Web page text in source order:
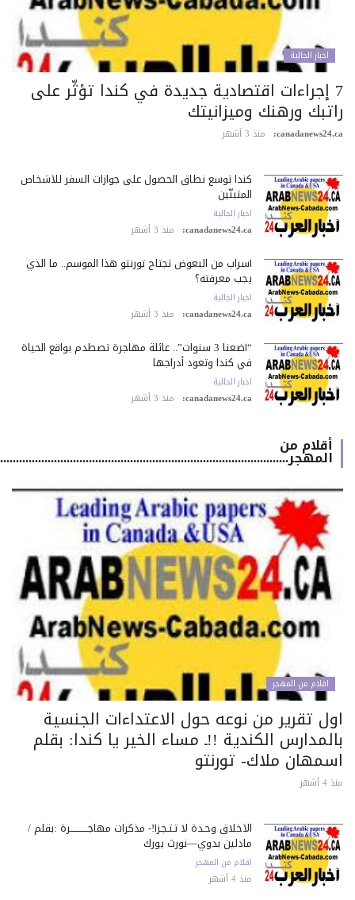
اخبار الجالية
7 إجراءات اقتصادية جديدة في كندا تؤثّر على
ورهنك وميزانيتك
منذ 3 أشهر
كندا توسع نطاق الحصول على جوازات السفر للأشخاص
المتبنّين
اخبار الجالية
canadanews24.ca: منذ 3 أشهر
أسراب من البعوض تجتاح تورنتو هذا الموسم.. ما الذي
يجب معرفته؟
اخبار الجالية
canadanews24.ca: منذ 3 أشهر
“أضعنا 3 سنوات”.. عائلة مهاجرة تصطدم بواقع الحياة
في كندا وتعود أدراجها
اخبار الجالية
canadanews24.ca: منذ 3 أشهر
أقلام من
المهجر.................................................................................................
اقلام من المهجر
تقرير من نوعه حول الاعتداءات الجنسية
الكندية !!ـ مساء الخير يا كندا: بقلم
ملاك- تورنتو
الأخلاق وحـدة لا تـتـجـزأ!- مذكرات مهاجـــــــــــرة :بقلم /
مادلين بدوي—نورث يورك
اقلام من المهجر
منذ 4 أشهر